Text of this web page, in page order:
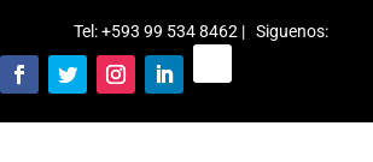
Tel: +593 99 534 8462 | Siguenos: